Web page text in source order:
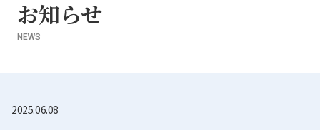
お知らせ
NEWS
2025.06.08